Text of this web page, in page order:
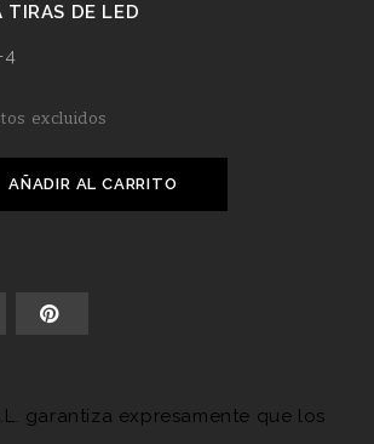
TIRAS DE LED
4
excluidos
AÑADIR AL CARRITO
garantiza expresamente que los